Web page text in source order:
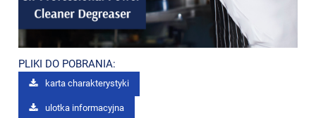
PLIKI DO POBRANIA:
karta charakterystyki
ulotka informacyjna